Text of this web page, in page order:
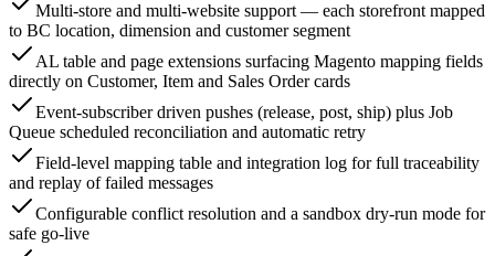
Multi-store and multi-website support — each storefront mapped
to BC location, dimension and customer segment
AL table and page extensions surfacing Magento mapping fields
directly on Customer, Item and Sales Order cards
Event-subscriber driven pushes (release, post, ship) plus Job
Queue scheduled reconciliation and automatic retry
Field-level mapping table and integration log for full traceability
and replay of failed messages
Configurable conflict resolution and a sandbox dry-run mode for
safe go-live